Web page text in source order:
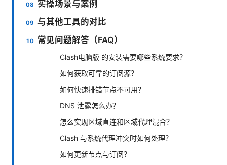
实操场景与案例
与其他工具的对比
常见问题解答（FAQ）
Clash电脑版 的安装需要哪些系统要求？
如何获取可靠的订阅源？
如何快速排错节点不可用？
DNS 泄露怎么办？
怎么实现区域直连和区域代理混合？
Clash 与系统代理冲突时如何处理？
如何更新节点与订阅？